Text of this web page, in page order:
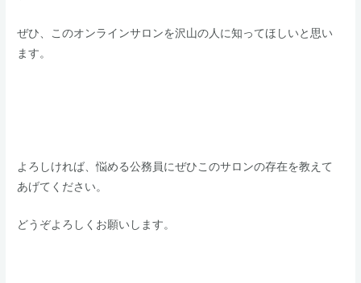
​​ぜひ、このオンラインサロンを沢山の人に知ってほしいと思い
ます。
よろしければ、悩める公務員にぜひこのサロンの存在を教えて
あげてください。
​​どうぞよろしくお願いします。